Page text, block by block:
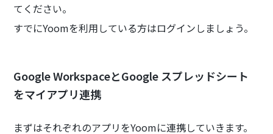
てください。
すでにYoomを利用している方はログインしましょう。
Google WorkspaceとGoogle スプレッドシート
をマイアプリ連携
まずはそれぞれのアプリをYoomに連携していきます。